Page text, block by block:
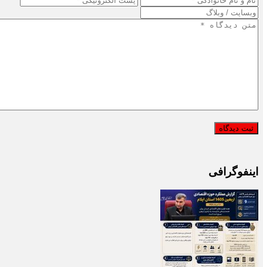
اینفوگرافی